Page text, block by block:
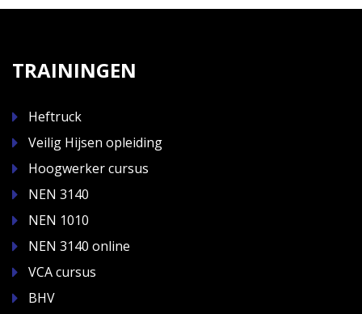
TRAININGEN
Heftruck
Veilig Hijsen opleiding
Hoogwerker cursus
NEN 3140
NEN 1010
NEN 3140 online
VCA cursus
BHV